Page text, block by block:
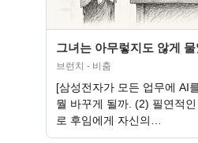
그녀는 아무렇지도 않게
브런치 - 비춤
[삼성전자가 모든 업무에 AI
뭘 바꾸게 될까. (2) 필연적
로 후임에게 자신의…